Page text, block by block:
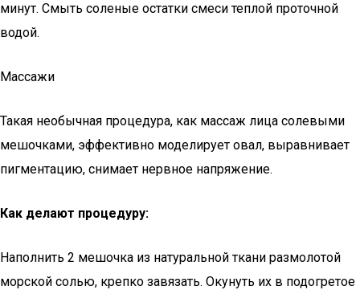
минут. Смыть соленые остатки смеси теплой проточной
водой.
Массажи
Такая необычная процедура, как массаж лица солевыми
мешочками, эффективно моделирует овал, выравнивает
пигментацию, снимает нервное напряжение.
Как делают процедуру:
Наполнить 2 мешочка из натуральной ткани размолотой
морской солью, крепко завязать. Окунуть их в подогретое